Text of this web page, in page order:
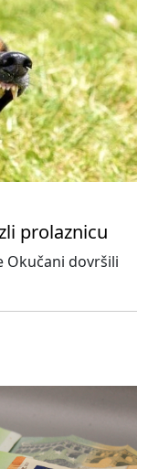
prolaznicu
Okučani dovršili